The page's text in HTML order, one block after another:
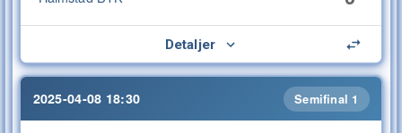
Detaljer
2025-04-08 18:30 Semifinal 1